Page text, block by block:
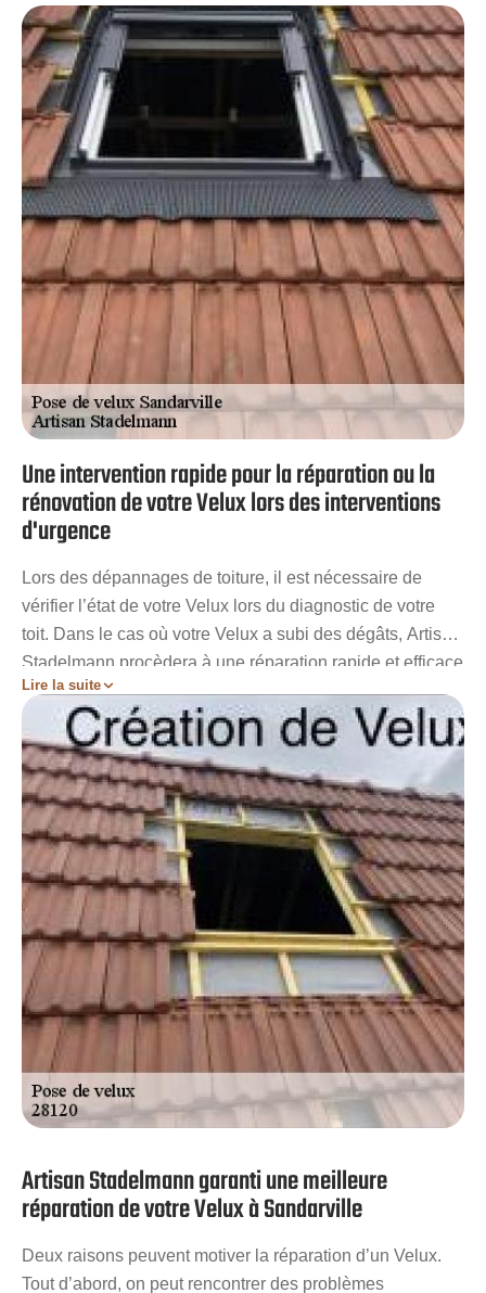
que votre fenêtre de toit pourrait présenter. Ainsi, Artisan
Stadelmann effectuera sa réparation ou sa rénovation
selon la gravité des dégâts. Je vous garantirai également
une intervention rapide tout en préservant la qualité de
mes prestations.
Une intervention rapide pour la réparation ou la
rénovation de votre Velux lors des interventions
d'urgence
Lors des dépannages de toiture, il est nécessaire de
vérifier l’état de votre Velux lors du diagnostic de votre
toit. Dans le cas où votre Velux a subi des dégâts, Artisan
Stadelmann procèdera à une réparation rapide et efficace
afin de limiter autant que possible les dégâts. La
nécessité de la rapidité d’action de ces cas d’urgence est
de minimiser autant que possibles les dépenses que
vous aurez à faire pour les réparations de votre toit. Ainsi,
avec les services de Artisan Stadelmann, vous
retrouverez au plus vite votre confort et la protection de
votre patrimoine.
Lire la suite
Artisan Stadelmann garanti une meilleure
réparation de votre Velux à Sandarville
Deux raisons peuvent motiver la réparation d’un Velux.
Tout d’abord, on peut rencontrer des problèmes